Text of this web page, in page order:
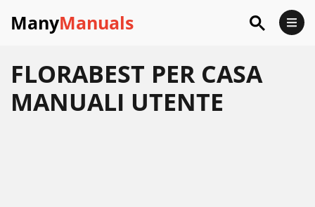
ManyManuals
FLORABEST PER CASA
MANUALI UTENTE